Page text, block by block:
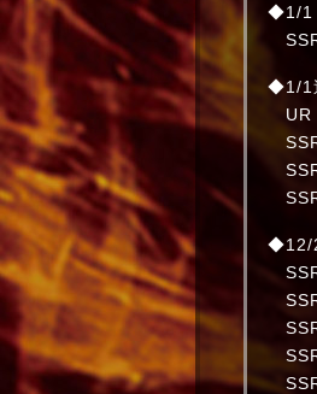
◆1/1
◆1/1
◆12/